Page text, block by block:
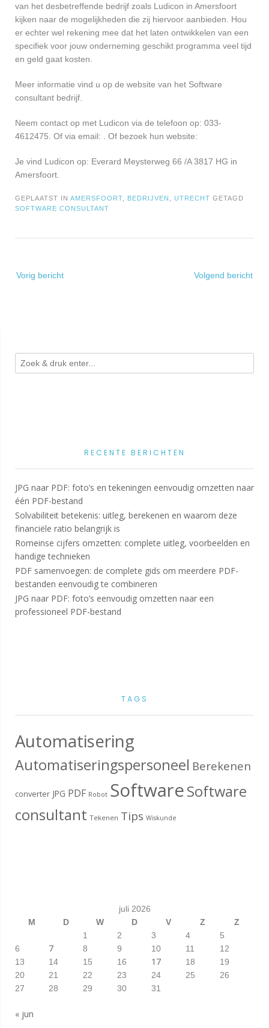
van het desbetreffende bedrijf zoals Ludicon in Amersfoort
kijken naar de mogelijkheden die zij hiervoor aanbieden. Hou
er echter wel rekening mee dat het laten ontwikkelen van een
specifiek voor jouw onderneming geschikt programma veel tijd
en geld gaat kosten.
Meer informatie vind u op de website van het Software
consultant bedrijf.
Neem contact op met Ludicon via de telefoon op: 033-
4612475. Of via email:
. Of bezoek hun website:
Je vind Ludicon op: Everard Meysterweg 66 /A 3817 HG in
Amersfoort.
GEPLAATST IN AMERSFOORT BEDRIJVEN UTRECHT GETAGD
SOFTWARE CONSULTANT
navigatie
Vorig bericht Volgend bericht
RECENTE BERICHTEN
JPG naar PDF: foto’s en tekeningen eenvoudig omzetten naar
één PDF-bestand
Solvabiliteit betekenis: uitleg, berekenen en waarom deze
financiële ratio belangrijk is
Romeinse cijfers omzetten: complete uitleg, voorbeelden en
handige technieken
PDF samenvoegen: de complete gids om meerdere PDF-
bestanden eenvoudig te combineren
JPG naar PDF: foto’s eenvoudig omzetten naar een
professioneel PDF-bestand
TAGS
Automatisering
Automatiseringspersoneel Berekenen
converter JPG PDF Robot SoftwareSoftware
consultant Tekenen Tips Wiskunde
juli 2026
M
D W D V Z
Z
1
2 3 4
5
6
7 8 9 10 11
12
13
14 15 16 17 18
19
20
21 22 23 24 25
26
27
28 29 30 31
« jun